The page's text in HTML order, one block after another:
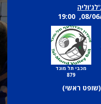
מכבי תל מונד
879
שופט ראשי)